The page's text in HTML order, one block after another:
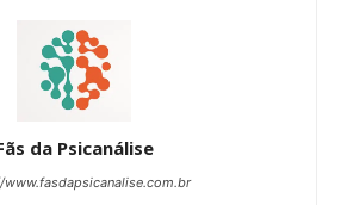
da Psicanálise